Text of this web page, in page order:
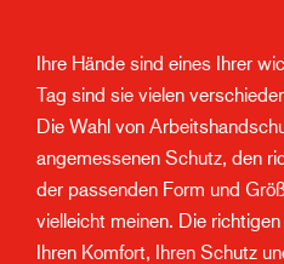
Ihre Hände sind eines Ihrer
Tag sind sie vielen
Die Wahl von
angemessenen Schutz, den
der passenden Form und
vielleicht meinen. Die
Ihren Komfort, Ihren Schutz